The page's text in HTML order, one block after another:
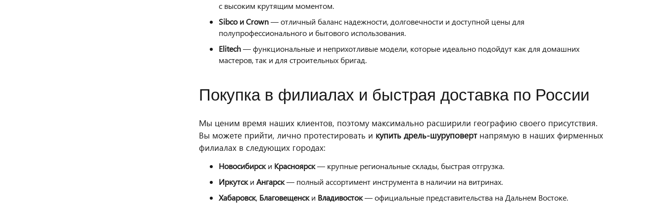
с высоким крутящим моментом.
Sibco и Crown— отличный баланс надежности, долговечности и доступной цены для
полупрофессионального и бытового использования.
Elitech— функциональные и неприхотливые модели, которые идеально подойдут как для домашних
мастеров, так и для строительных бригад.
Покупка в филиалах и быстрая доставка по России
Мы ценим время наших клиентов, поэтому максимально расширили географию своего присутствия.
Вы можете прийти, лично протестировать и купить дрель-шуруповертнапрямую в наших фирменных
филиалах в следующих городах:
Новосибирски Красноярск— крупные региональные склады, быстрая отгрузка.
Иркутски Ангарск— полный ассортимент инструмента в наличии на витринах.
Хабаровск, Благовещенски Владивосток— официальные представительства на Дальнем Востоке.